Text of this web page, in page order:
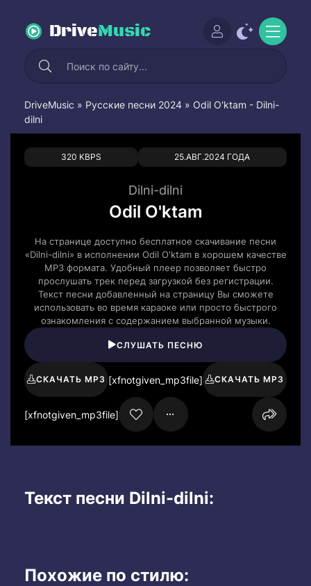
DriveMusic
DriveMusic » Русские песни 2024 » Odil O'ktam - Dilni-
dilni
320 KBPS 25.АВГ.2024 ГОДА
0 0
Dilni-dilni
Odil O'ktam
На странице доступно бесплатное скачивание песни
«Dilni-dilni» в исполнении Odil O'ktam в хорошем качестве
MP3 формата. Удобный плеер позволяет быстро
прослушать трек перед загрузкой без регистрации.
Текст песни добавленный на страницу Вы сможете
использовать во время караоке или просто быстрого
ознакомления с содержанием выбранной музыки.
СЛУШАТЬ ПЕСНЮ
СКАЧАТЬ MP3 [xfnotgiven_mp3file] СКАЧАТЬ MP3
[xfnotgiven_mp3file]
Текст песни Dilni-dilni:
Похожие по стилю: